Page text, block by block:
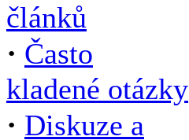
článků
· Často
kladené otázky
· Diskuze a